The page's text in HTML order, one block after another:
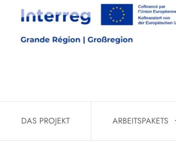
DAS PROJEKT ARBEITSPAKETS